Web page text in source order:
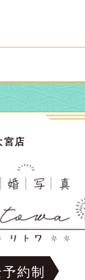
宮店
約制